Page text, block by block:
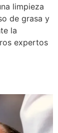
limpieza
de grasa y
la
expertos